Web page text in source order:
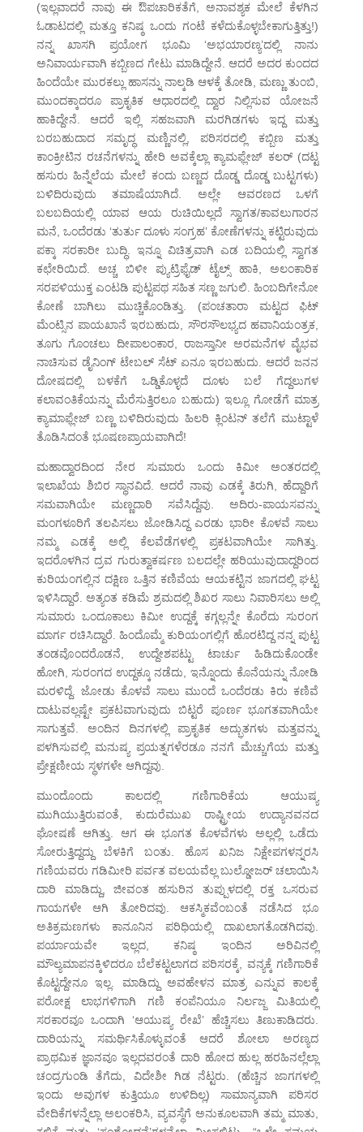
(ಇಲ್ಲವಾದರೆ ನಾವು ಈ ಔಪಚಾರಿಕತೆಗೆ, ಅನಾವಶ್ಯಕ ಮೇಲೆ ಕೆಳಗಿನ
ಓಡಾಟದಲ್ಲಿ ಮತ್ತೂ ಕನಿಷ್ಠ ಒಂದು ಗಂಟೆ ಕಳೆದುಕೊಳ್ಳಬೇಕಾಗುತ್ತಿತ್ತು!)
ನನ್ನ ಖಾಸಗಿ ಪ್ರಯೋಗ ಭೂಮಿ ‘ಅಭಯಾರಣ್ಯ’ದಲ್ಲಿ ನಾನು
ಅನಿವಾರ್ಯವಾಗಿ ಕಬ್ಬಿಣದ ಗೇಟು ಮಾಡಿದ್ದೇನೆ. ಆದರೆ ಅದರ ಕುಂದದ
ಹಿಂದೆಯೇ ಮುರಕಲ್ಲು ಹಾಸನ್ನು ನಾಲ್ಕಡಿ ಆಳಕ್ಕೆ ತೋಡಿ, ಮಣ್ಣು ತುಂಬಿ,
ಮುಂದಕ್ಕಾದರೂ ಪ್ರಾಕೃತಿಕ ಆಧಾರದಲ್ಲಿ ದ್ವಾರ ನಿಲ್ಲಿಸುವ ಯೋಜನೆ
ಹಾಕಿದ್ದೇನೆ. ಆದರೆ ಇಲ್ಲಿ ಸಹಜವಾಗಿ ಮರಗಿಡಗಳು ಇದ್ದ ಮತ್ತು
ಬರಬಹುದಾದ ಸಮೃದ್ಧ ಮಣ್ಣಿನಲ್ಲಿ, ಪರಿಸರದಲ್ಲಿ ಕಬ್ಬಿಣ ಮತ್ತು
ಕಾಂಕ್ರೀಟಿನ ರಚನೆಗಳನ್ನು ಹೇರಿ ಅವಕ್ಕೆಲ್ಲಾ ಕ್ಯಾಮಫ್ಲೇಜ್ ಕಲರ್ (ದಟ್ಟ
ಹಸುರು ಹಿನ್ನೆಲೆಯ ಮೇಲೆ ಕಂದು ಬಣ್ಣದ ದೊಡ್ಡ ದೊಡ್ಡ ಬುಟ್ಟಗಳು)
ಬಳಿದಿರುವುದು ತಮಾಷೆಯಾಗಿದೆ. ಅಲ್ಲೇ ಆವರಣದ ಒಳಗೆ
ಬಲಬದಿಯಲ್ಲಿ ಯಾವ ಆಯ ರುಚಿಯಿಲ್ಲದೆ ಸ್ವಾಗತ/ಕಾವಲುಗಾರನ
ಮನೆ, ಒಂದೆರಡು ‘ತುರ್ತು ದೂಳು ಸಂಗ್ರಹ’ ಕೋಣೆಗಳನ್ನು ಕಟ್ಟಿರುವುದು
ಪಕ್ಕಾ ಸರಕಾರೀ ಬುದ್ಧಿ. ಇನ್ನೂ ವಿಚಿತ್ರವಾಗಿ ಎಡ ಬದಿಯಲ್ಲಿ ಸ್ವಾಗತ
ಕಛೇರಿಯಿದೆ. ಅಚ್ಚ ಬಿಳೀ ಪ್ಯುಟ್ರಿಫೈಡ್ ಟೈಲ್ಸ್ ಹಾಕಿ, ಅಲಂಕಾರಿಕ
ಸರಪಳಿಯುಕ್ತ ಎಂಟಡಿ ಪುಟ್ಟಪಥ ಸಹಿತ ಸಣ್ಣ ಜಗುಲಿ. ಹಿಂಬದಿಗೇನೋ
ಕೋಣೆ ಬಾಗಿಲು ಮುಚ್ಚಿಕೊಂಡಿತ್ತು. (ಪಂಚತಾರಾ ಮಟ್ಟದ ಫಿಟ್
ಮೆಂಟ್ಸಿನ ಪಾಯಖಾನೆ ಇರಬಹುದು, ಸೌರಸೌಲಭ್ಯದ ಹವಾನಿಯಂತ್ರಕ,
ತೂಗು ಗೊಂಚಲು ದೀಪಾಲಂಕಾರ, ರಾಜಸ್ತಾನೀ ಅರಮನೆಗಳ ವೈಭವ
ನಾಚಿಸುವ ಡೈನಿಂಗ್ ಟೇಬಲ್ ಸೆಟ್ ಏನೂ ಇರಬಹುದು. ಆದರೆ ಜನನ
ದೋಷದಲ್ಲಿ ಬಳಕೆಗೆ ಒಡ್ಡಿಕೊಳ್ಳದೆ ದೂಳು ಬಲೆ ಗೆದ್ದಲುಗಳ
ಕಲಾವಂತಿಕೆಯನ್ನು ಮೆರೆಸುತ್ತಿರಲೂ ಬಹುದು) ಇಲ್ಲೂ ಗೋಡೆಗೆ ಮಾತ್ರ
ಕ್ಯಾಮಾಫ್ಲೇಜ್ ಬಣ್ಣ ಬಳಿದಿರುವುದು ಹಿಲರಿ ಕ್ಲಿಂಟನ್ ತಲೆಗೆ ಮುಟ್ಟಾಳೆ
ತೊಡಿಸಿದಂತೆ ಭೂಷಣಪ್ರಾಯವಾಗಿದೆ!
ಮಹಾದ್ವಾರದಿಂದ ನೇರ ಸುಮಾರು ಒಂದು ಕಿಮೀ ಅಂತರದಲ್ಲಿ
ಇಲಾಖೆಯ ಶಿಬಿರ ಸ್ಥಾನವಿದೆ. ಆದರೆ ನಾವು ಎಡಕ್ಕೆ ತಿರುಗಿ, ಹೆದ್ದಾರಿಗೆ
ಸಮವಾಗಿಯೇ ಮಣ್ಣದಾರಿ ಸವೆಸಿದ್ದೆವು. ಅದಿರು-ಪಾಯಸವನ್ನು
ಮಂಗಳೂರಿಗೆ ತಲಪಿಸಲು ಜೋಡಿಸಿದ್ದ ಎರಡು ಭಾರೀ ಕೊಳವೆ ಸಾಲು
ನಮ್ಮ ಎಡಕ್ಕೆ ಅಲ್ಲಿ ಕೆಲವೆಡೆಗಳಲ್ಲಿ ಪ್ರಕಟವಾಗಿಯೇ ಸಾಗಿತ್ತು.
ಇದರೊಳಗಿನ ದ್ರವ ಗುರುತ್ವಾಕರ್ಷಣ ಬಲದಲ್ಲೇ ಹರಿಯುವುದಾದ್ದರಿಂದ
ಕುರಿಯಂಗಲ್ಲಿನ ದಕ್ಷಿಣ ಒತ್ತಿನ ಕಣಿವೆಯ ಆಯಕಟ್ಟಿನ ಜಾಗದಲ್ಲಿ ಘಟ್ಟ
ಇಳಿಸಿದ್ದಾರೆ. ಅತ್ಯಂತ ಕಡಿಮೆ ಶ್ರಮದಲ್ಲಿ ಶಿಖರ ಸಾಲು ನಿವಾರಿಸಲು ಅಲ್ಲಿ
ಸುಮಾರು ಒಂದೂಕಾಲು ಕಿಮೀ ಉದ್ದಕ್ಕೆ ಕಗ್ಗಲ್ಲನ್ನೇ ಕೊರೆದು ಸುರಂಗ
ಮಾರ್ಗ ರಚಿಸಿದ್ದಾರೆ. ಹಿಂದೊಮ್ಮೆ ಕುರಿಯಂಗಲ್ಲಿಗೆ ಹೊರಟಿದ್ದ ನನ್ನ ಪುಟ್ಟ
ತಂಡವೊಂದರೊಡನೆ, ಉದ್ದೇಶಪಟ್ಟು ಟಾರ್ಚು ಹಿಡಿದುಕೊಂಡೇ
ಹೋಗಿ, ಸುರಂಗದ ಉದ್ದಕ್ಕೂ ನಡೆದು, ಇನ್ನೊಂದು ಕೊನೆಯನ್ನು ನೋಡಿ
ಮರಳಿದ್ದೆ. ಜೋಡು ಕೊಳವೆ ಸಾಲು ಮುಂದೆ ಒಂದೆರಡು ಕಿರು ಕಣಿವೆ
ದಾಟುವಲ್ಲಷ್ಟೇ ಪ್ರಕಟವಾಗುವುದು ಬಿಟ್ಟರೆ ಪೂರ್ಣ ಭೂಗತವಾಗಿಯೇ
ಸಾಗುತ್ತವೆ. ಅಂದಿನ ದಿನಗಳಲ್ಲಿ ಪ್ರಾಕೃತಿಕ ಅದ್ಭುತಗಳು ಮತ್ತವನ್ನು
ಪಳಗಿಸುವಲ್ಲಿ ಮನುಷ್ಯ ಪ್ರಯತ್ನಗಳೆರಡೂ ನನಗೆ ಮೆಚ್ಚುಗೆಯ ಮತ್ತು
ಪ್ರೇಕ್ಷಣೀಯ ಸ್ಥಳಗಳೇ ಆಗಿದ್ದವು.
ಮುಂದೊಂದು ಕಾಲದಲ್ಲಿ ಗಣಿಗಾರಿಕೆಯ ಆಯುಷ್ಯ
ಮುಗಿಯುತ್ತಿರುವಂತೆ, ಕುದುರೆಮುಖ ರಾಷ್ಟ್ರೀಯ ಉದ್ಯಾನವನದ
ಘೋಷಣೆ ಆಗಿತ್ತು. ಆಗ ಈ ಭೂಗತ ಕೊಳವೆಗಳು ಅಲ್ಲಲ್ಲಿ ಒಡೆದು
ಸೋರುತ್ತಿದ್ದದ್ದು ಬೆಳಕಿಗೆ ಬಂತು. ಹೊಸ ಖನಿಜ ನಿಕ್ಷೇಪಗಳನ್ನರಸಿ
ಗಣಿಯವರು ಗಡಿಮೀರಿ ಪರ್ವತ ವಲಯವೆಲ್ಲ ಬುಲ್ಡೋಜರ್ ಚಲಾಯಿಸಿ
ದಾರಿ ಮಾಡಿದ್ದು, ಜೀವಂತ ಹಸುರಿನ ತುಪ್ಪುಳದಲ್ಲಿ ರಕ್ತ ಒಸರುವ
ಗಾಯಗಳೇ ಆಗಿ ತೋರಿದವು. ಆಕಸ್ಮಿಕವೆಂಬಂತೆ ನಡೆಸಿದ ಭೂ
ಅತಿಕ್ರಮಣಗಳು ಕಾನೂನಿನ ಪರಿಧಿಯಲ್ಲಿ ದಾಖಲಾಗತೊಡಗಿದವು.
ಪರ್ಯಾಯವೇ ಇಲ್ಲದ, ಕನಿಷ್ಠ ಇಂದಿನ ಅರಿವಿನಲ್ಲಿ
ಮೌಲ್ಯಮಾಪನಕ್ಕಿಳಿದರೂ ಬೆಲೆಕಟ್ಟಲಾಗದ ಪರಿಸರಕ್ಕೆ, ವನ್ಯಕ್ಕೆ ಗಣಿಗಾರಿಕೆ
ಕೊಟ್ಟದ್ದೇನೂ ಇಲ್ಲ. ಮಾಡಿದ್ದು ಅವಹೇಳನ ಮಾತ್ರ ಎನ್ನುವ ಕಾಲಕ್ಕೆ
ಪರೋಕ್ಷ ಲಾಭಗಳಿಗಾಗಿ ಗಣಿ ಕಂಪೆನಿಯೂ ನಿರ್ಲಜ್ಜ ಮಿತಿಯಲ್ಲಿ
ಸರಕಾರವೂ ಒಂದಾಗಿ ‘ಆಯುಷ್ಯ ರೇಖೆ’ ಹೆಚ್ಚಿಸಲು ತಿಣುಕಾಡಿದರು.
ದಾರಿಯನ್ನು ಸಮರ್ಥಿಸಿಕೊಳ್ಳುವಂತೆ ಆದರೆ ಶೋಲಾ ಅರಣ್ಯದ
ಪ್ರಾಥಮಿಕ ಜ್ಞಾನವೂ ಇಲ್ಲದವರಂತೆ ದಾರಿ ಹೋದ ಹುಲ್ಲ ಹರಹಿನಲ್ಲೆಲ್ಲಾ
ಚಂದ್ರಗುಂಡಿ ತೆಗೆದು, ವಿದೇಶೀ ಗಿಡ ನೆಟ್ಟರು. (ಹೆಚ್ಚಿನ ಜಾಗಗಳಲ್ಲಿ
ಇಂದು ಅವುಗಳ ಕುತ್ತಿಯೂ ಉಳಿದಿಲ್ಲ) ಸಾಮಾನ್ಯವಾಗಿ ಪರಿಸರ
ವೇದಿಕೆಗಳನ್ನೆಲ್ಲಾ ಅಲಂಕರಿಸಿ, ವ್ಯವಸ್ಥೆಗೆ ಅನುಕೂಲವಾಗಿ ತಮ್ಮ ಮಾತು,